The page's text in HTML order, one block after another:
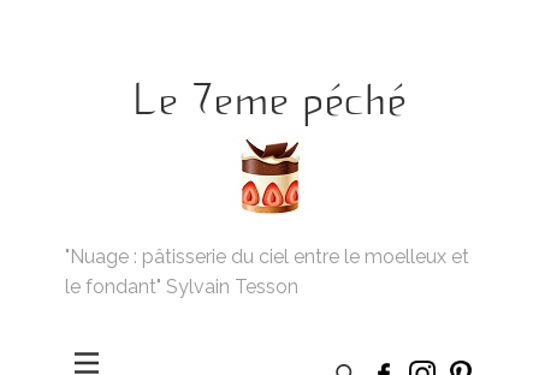
Le 7eme péché
"Nuage : pâtisserie du ciel entre le moelleux et
le fondant" Sylvain Tesson